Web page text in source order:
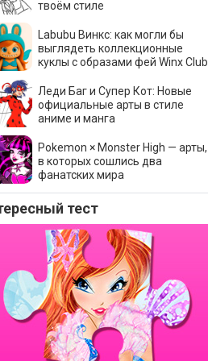
твоём стиле
Labubu Винкс: как могли бы
выглядеть коллекционные
куклы с образами фей Winx Club
Леди Баг и Супер Кот: Новые
официальные арты в стиле
аниме и манга
Pokemon × Monster High — арты,
в которых сошлись два
фанатских мира
тест